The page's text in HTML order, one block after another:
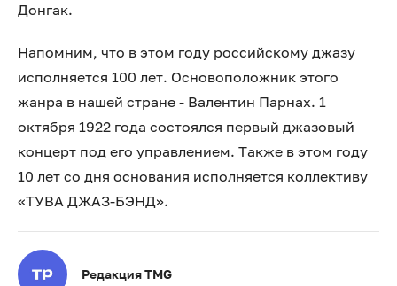
Донгак.
Напомним, что в этом году российскому джазу
исполняется 100 лет. Основоположник этого
жанра в нашей стране - Валентин Парнах. 1
октября 1922 года состоялся первый джазовый
концерт под его управлением. Также в этом году
10 лет со дня основания исполняется коллективу
«ТУВА ДЖАЗ-БЭНД».
Редакция TMG